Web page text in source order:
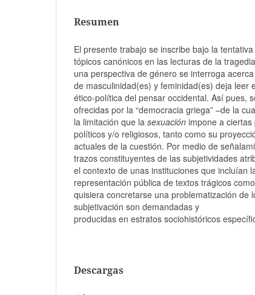
Resumen
El presente trabajo se inscribe bajo la
tópicos canónicos en las lecturas de la tragedia
una perspectiva de género se interroga
de masculinidad(es) y feminidad(es) deja leer
ético-política del pensar occidental. Así pues,
ofrecidas por la “democracia griega” –de la
la limitación que la sexuación impone a ciertas
políticos y/o religiosos, tanto como su
actuales de la cuestión. Por medio de
trazos constituyentes de las subjetividades
el contexto de unas instituciones que incluían
representación pública de textos trágicos
quisiera concretarse una problematización de
subjetivación son demandadas y
producidas en estratos sociohistóricos
Descargas